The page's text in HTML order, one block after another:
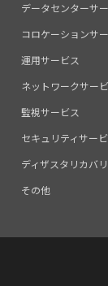
データセンターサ
コロケーションサ
運用サービス
ネットワークサー
監視サービス
セキュリティサー
ディザスタリカバリ
その他